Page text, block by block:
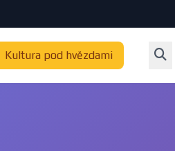
Kultura pod hvězdami